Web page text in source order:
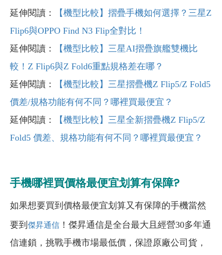
延伸閱讀：
【機型比較】摺疊手機如何選擇？三星Z
Flip6與OPPO Find N3 Flip全對比！
延伸閱讀：
【機型比較】三星AI摺疊旗艦雙機比
較！Z Flip6與Z Fold6重點規格差在哪？
延伸閱讀：
【機型比較】三星摺疊機Z Flip5/Z Fold5
價差/規格功能有何不同？哪裡買最便宜？
延伸閱讀：
【機型比較】三星全新摺疊機Z Flip5/Z
Fold5 價差、規格功能有何不同？哪裡買最便宜？
手機哪裡買價格最便宜划算有保障?
如果想要買到價格最便宜划算又有保障的手機當然
要到 傑昇通信 ！傑昇通信是全台最大且經營30多年通
信連鎖，挑戰手機市場最低價，保證原廠公司貨，